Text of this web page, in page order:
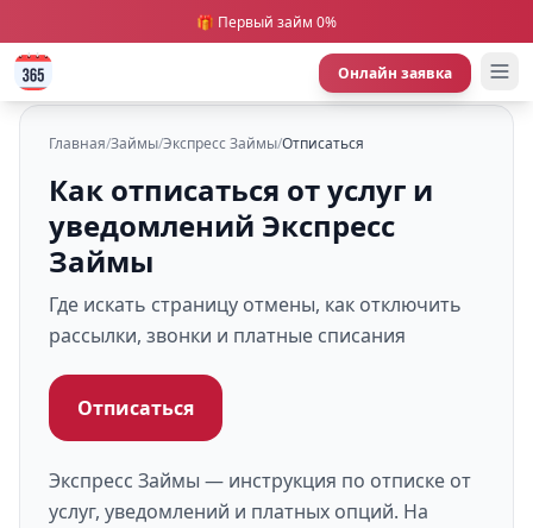
🎁 Первый займ 0%
Онлайн заявка
Главная/Займы/Экспресс Займы/Отписаться
Как отписаться от услуг и
уведомлений Экспресс
Займы
Где искать страницу отмены, как отключить
рассылки, звонки и платные списания
Отписаться
Экспресс Займы — инструкция по отписке от
услуг, уведомлений и платных опций. На